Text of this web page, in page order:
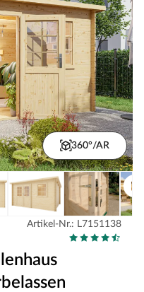
360°/AR
Artikel-Nr.: L7151138